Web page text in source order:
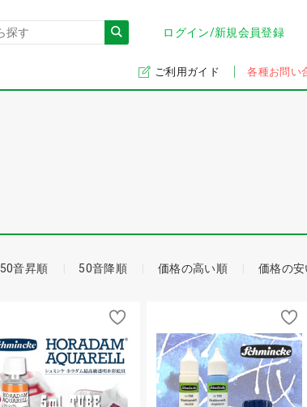
ログイン/新規会員登録
ご利用ガイド 各種お問い
50音昇順 50音降順 価格の高い順 価格の